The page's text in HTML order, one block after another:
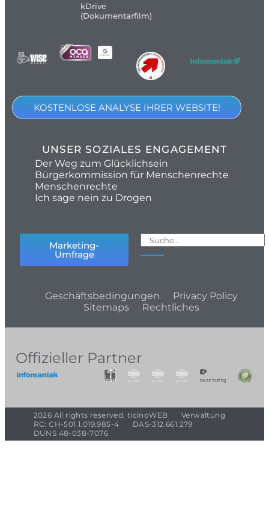
kDrive
(Dokumentarfilm)
KOSTENLOSE ANALYSE IHRER WEBSITE!
UNSER SOZIALES ENGAGEMENT
Der Weg zum Glücklichsein
Bürgerkommission für Menschenrechte
Menschenrechte
Ich sage nein zu Drogen
Marketing-
Umfrage
Geschäftsbedingungen
Privacy Policy
Sitemaps
Rechtliches
Offizieller Partner
2026 All rights reserved. ticinoWEB
Verwaltung
RC: CH-501.1.019.985-4
DAS-312.661.279
DUNS 48-038-7076